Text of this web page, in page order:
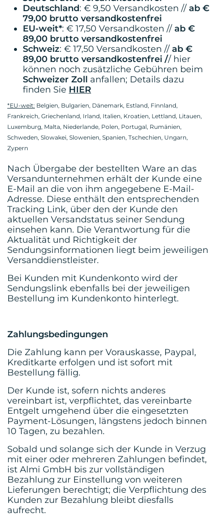
Deutschland: € 9,50 Versandkosten // ab €
79,00 brutto versandkostenfrei
EU-weit*: € 17,50 Versandkosten // ab €
89,00 brutto versandkostenfrei
Schweiz: € 17,50 Versandkosten // ab €
89,00 brutto versandkostenfrei // hier
können noch zusätzliche Gebühren beim
Schweizer Zoll anfallen; Details dazu
finden Sie HIER
*EU-weit: Belgien, Bulgarien, Dänemark, Estland, Finnland,
Frankreich, Griechenland, Irland, Italien, Kroatien, Lettland, Litauen,
Luxemburg, Malta, Niederlande, Polen, Portugal, Rumänien,
Schweden, Slowakei, Slowenien, Spanien, Tschechien, Ungarn,
Zypern
Nach Übergabe der bestellten Ware an das
Versandunternehmen erhält der Kunde eine
E-Mail an die von ihm angegebene E-Mail-
Adresse. Diese enthält den entsprechenden
Tracking Link, über den der Kunde den
aktuellen Versandstatus seiner Sendung
einsehen kann. Die Verantwortung für die
Aktualität und Richtigkeit der
Sendungsinformationen liegt beim jeweiligen
Versanddienstleister.
Bei Kunden mit Kundenkonto wird der
Sendungslink ebenfalls bei der jeweiligen
Bestellung im Kundenkonto hinterlegt.
Zahlungsbedingungen
Die Zahlung kann per Vorauskasse, Paypal,
Kreditkarte erfolgen und ist sofort mit
Bestellung fällig.
Der Kunde ist, sofern nichts anderes
vereinbart ist, verpflichtet, das vereinbarte
Entgelt umgehend über die eingesetzten
Payment-Lösungen, längstens jedoch binnen
10 Tagen, zu bezahlen.
Sobald und solange sich der Kunde in Verzug
mit einer oder mehreren Zahlungen befindet,
ist Almi GmbH bis zur vollständigen
Bezahlung zur Einstellung von weiteren
Lieferungen berechtigt; die Verpflichtung des
Kunden zur Bezahlung bleibt diesfalls
aufrecht.